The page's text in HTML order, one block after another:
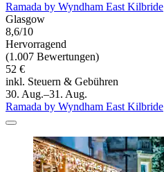
Ramada by Wyndham East Kilbride
Glasgow
8,6/10
Hervorragend
(1.007 Bewertungen)
52 €
inkl. Steuern & Gebühren
30. Aug.–31. Aug.
Ramada by Wyndham East Kilbride